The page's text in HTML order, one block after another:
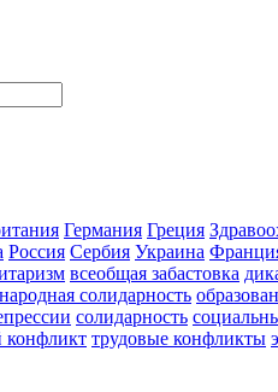
Германия Греция
Россия Сербия Украина
всеобщая забастовка
солидарность
солидарность
конфликт трудовые конфликты